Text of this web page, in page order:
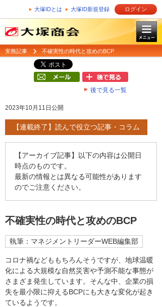
大塚IDとは 大塚ID新規登録 ログイン
実務記事 不確実性の時代と攻めのBCP
後で見る一覧
2023年10月11日公開
【連載終了】読んで役立つ記事・コラム
【アーカイブ記事】以下の内容は公開日
時点のものです。
最新の情報とは異なる可能性があります
のでご注意ください。
不確実性の時代と攻めのBCP
執筆：マネジメントリーダーWEB編集部
コロナ禍などももちろんそうですが、地球温暖
化による大規模な自然災害や予測不能な事態が
さまざま発生しています。そんな中、企業の損
失を最小限に抑えるBCPにも大きな変化が起き
ているようです。